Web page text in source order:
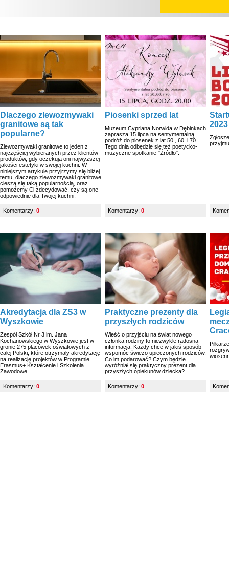
Dlaczego zlewozmywaki
granitowe są tak
popularne?
Zlewozmywaki granitowe to jeden z
najczęściej wybieranych przez klientów
produktów, gdy oczekują oni najwyższej
jakości estetyki w swojej kuchni. W
niniejszym artykule przyjrzymy się bliżej
temu, dlaczego zlewozmywaki granitowe
cieszą się taką popularnością, oraz
pomożemy Ci zdecydować, czy są one
odpowiednie dla Twojej kuchni.
Komentarzy: 0
Piosenki sprzed lat
Muzeum Cypriana Norwida w Dębinkach
zaprasza 15 lipca na sentymentalną
podróż do piosenek z lat 50., 60. i 70.
Tego dnia odbędzie się też poetycko-
muzyczne spotkanie "Źródło".
Komentarzy: 0
2023
Akredytacja dla ZS3 w
Wyszkowie
Zespół Szkół Nr 3 im. Jana
Kochanowskiego w Wyszkowie jest w
gronie 275 placówek oświatowych z
całej Polski, które otrzymały akredytację
na realizację projektów w Programie
Erasmus+ Kształcenie i Szkolenia
Zawodowe.
Komentarzy: 0
Praktyczne prezenty dla
przyszłych rodziców
Wieść o przyjściu na świat nowego
członka rodziny to niezwykle radosna
informacja. Każdy chce w jakiś sposób
wspomóc świeżo upieczonych rodziców.
Co im podarować? Czym będzie
wyróżniał się praktyczny prezent dla
przyszłych opiekunów dziecka?
Komentarzy: 0